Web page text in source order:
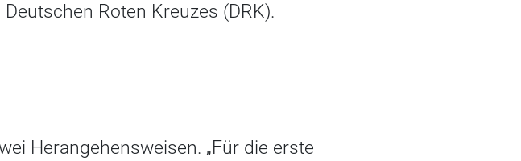
Roten Kreuzes (DRK).
Herangehensweisen. „Für die erste